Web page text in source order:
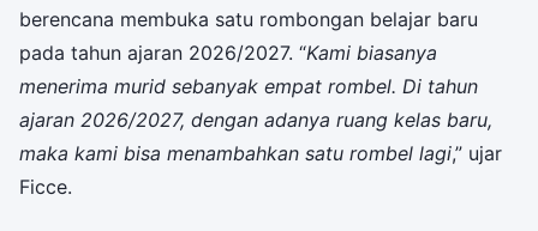
berencana membuka satu rombongan belajar baru
pada tahun ajaran 2026/2027. “Kami biasanya
menerima murid sebanyak empat rombel. Di tahun
ajaran 2026/2027, dengan adanya ruang kelas baru,
maka kami bisa menambahkan satu rombel lagi,” ujar
Ficce.